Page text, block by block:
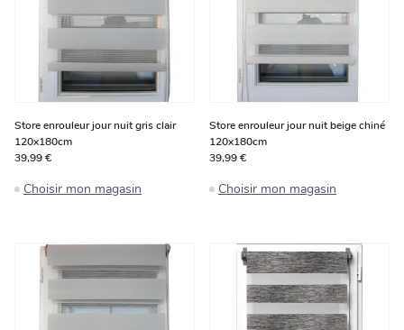
Store enrouleur jour nuit gris clair
120x180cm
39,99 €
Choisir mon magasin
Store enrouleur jour nuit beige chiné
120x180cm
39,99 €
Choisir mon magasin